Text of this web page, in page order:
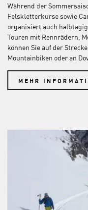
Während der
Felskletterkurse sowie
organisiert auch
Touren mit Rennrädern,
können Sie auf der
Mountainbiken oder an
MEHR